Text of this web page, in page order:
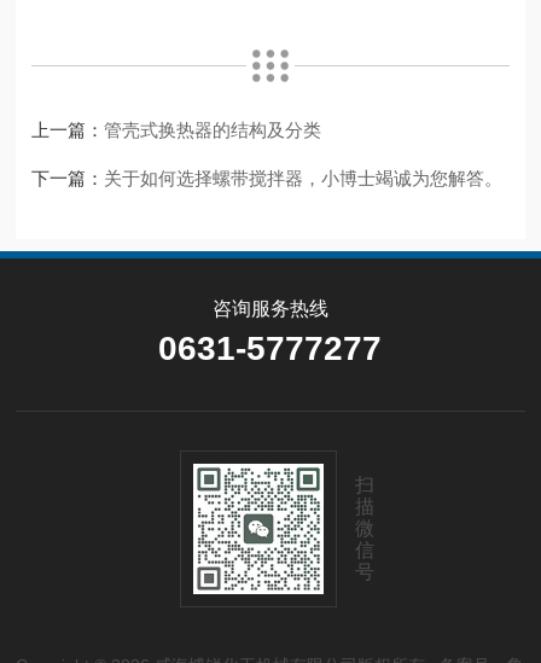
上一篇：管壳式换热器的结构及分类
下一篇： 关于如何选择螺带搅拌器，小博士竭诚为您解答。
咨询服务热线
0631-5777277
扫
描
微
信
号